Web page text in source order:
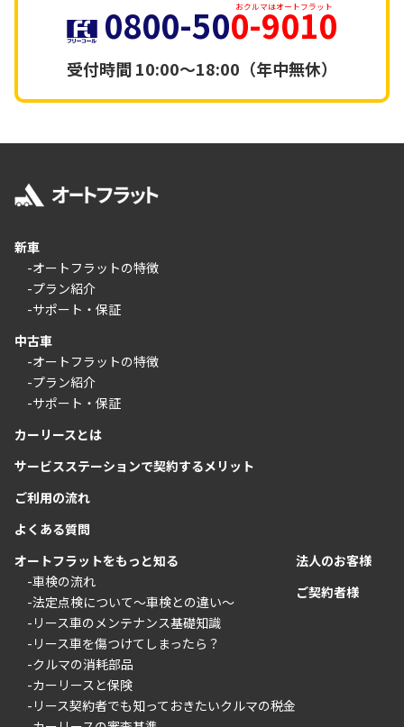
0800-500-9010
おクルマはオートフラット
受付時間10:00～18:00（年中無休）
新車
-オートフラットの特徴
-プラン紹介
-サポート・保証
中古車
-オートフラットの特徴
-プラン紹介
-サポート・保証
カーリースとは
サービスステーションで契約するメリット
ご利用の流れ
よくある質問
オートフラットをもっと知る
-車検の流れ
-法定点検について〜車検との違い〜
-リース車のメンテナンス基礎知識
-リース車を傷つけてしまったら？
-クルマの消耗部品
-カーリースと保険
-リース契約者でも知っておきたいクルマの税金
法人のお客様
ご契約者様